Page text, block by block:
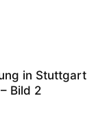
in Stuttgart
Bild 2